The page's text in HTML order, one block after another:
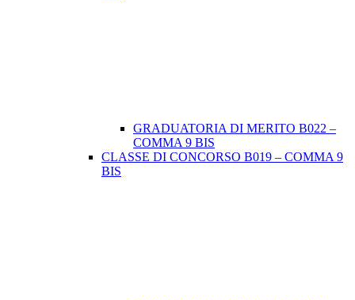
GRADUATORIA DI MERITO B022 –
COMMA 9 BIS
CLASSE DI CONCORSO B019 – COMMA 9
BIS